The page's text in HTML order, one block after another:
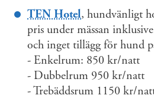
TEN Hotel, hundvänligt
pris under mässan
och inget tillägg för hund
- Enkelrum: 850 kr/natt
- Dubbelrum 950 kr/natt
- Trebäddsrum 1150 kr/